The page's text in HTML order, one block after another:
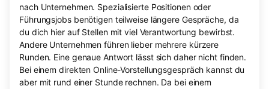
nach Unternehmen. Spezialisierte Positionen oder
Führungsjobs benötigen teilweise längere Gespräche, da
du dich hier auf Stellen mit viel Verantwortung bewirbst.
Andere Unternehmen führen lieber mehrere kürzere
Runden. Eine genaue Antwort lässt sich daher nicht finden.
Bei einem direkten Online-Vorstellungsgespräch kannst du
aber mit rund einer Stunde rechnen. Da bei einem